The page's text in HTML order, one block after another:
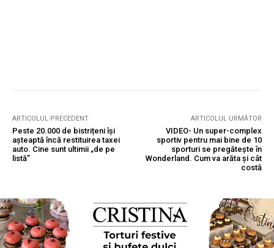
ARTICOLUL PRECEDENT
Peste 20.000 de bistrițeni își
așteaptă încă restituirea taxei
auto. Cine sunt ultimii „de pe
listă”
ARTICOLUL URMĂTOR
VIDEO- Un super-complex
sportiv pentru mai bine de 10
sporturi se pregătește în
Wonderland. Cum va arăta și cât
costă